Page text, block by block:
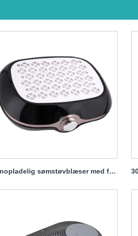
Genopladelig sømstøvblæser med filter 40w